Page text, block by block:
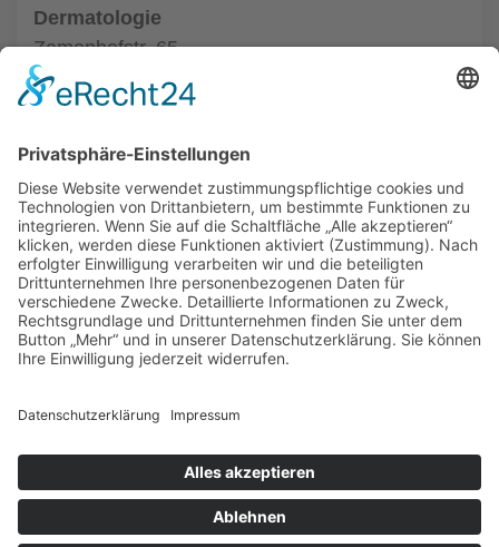
Dermatologie
Zamenhofstr. 65
01257 Dresden
Tel.: (0351) 2031808
ALLGEMEIN
HAUTÄRZTE
HAUTÄRZTE
HAUTARZT NOTDIENST